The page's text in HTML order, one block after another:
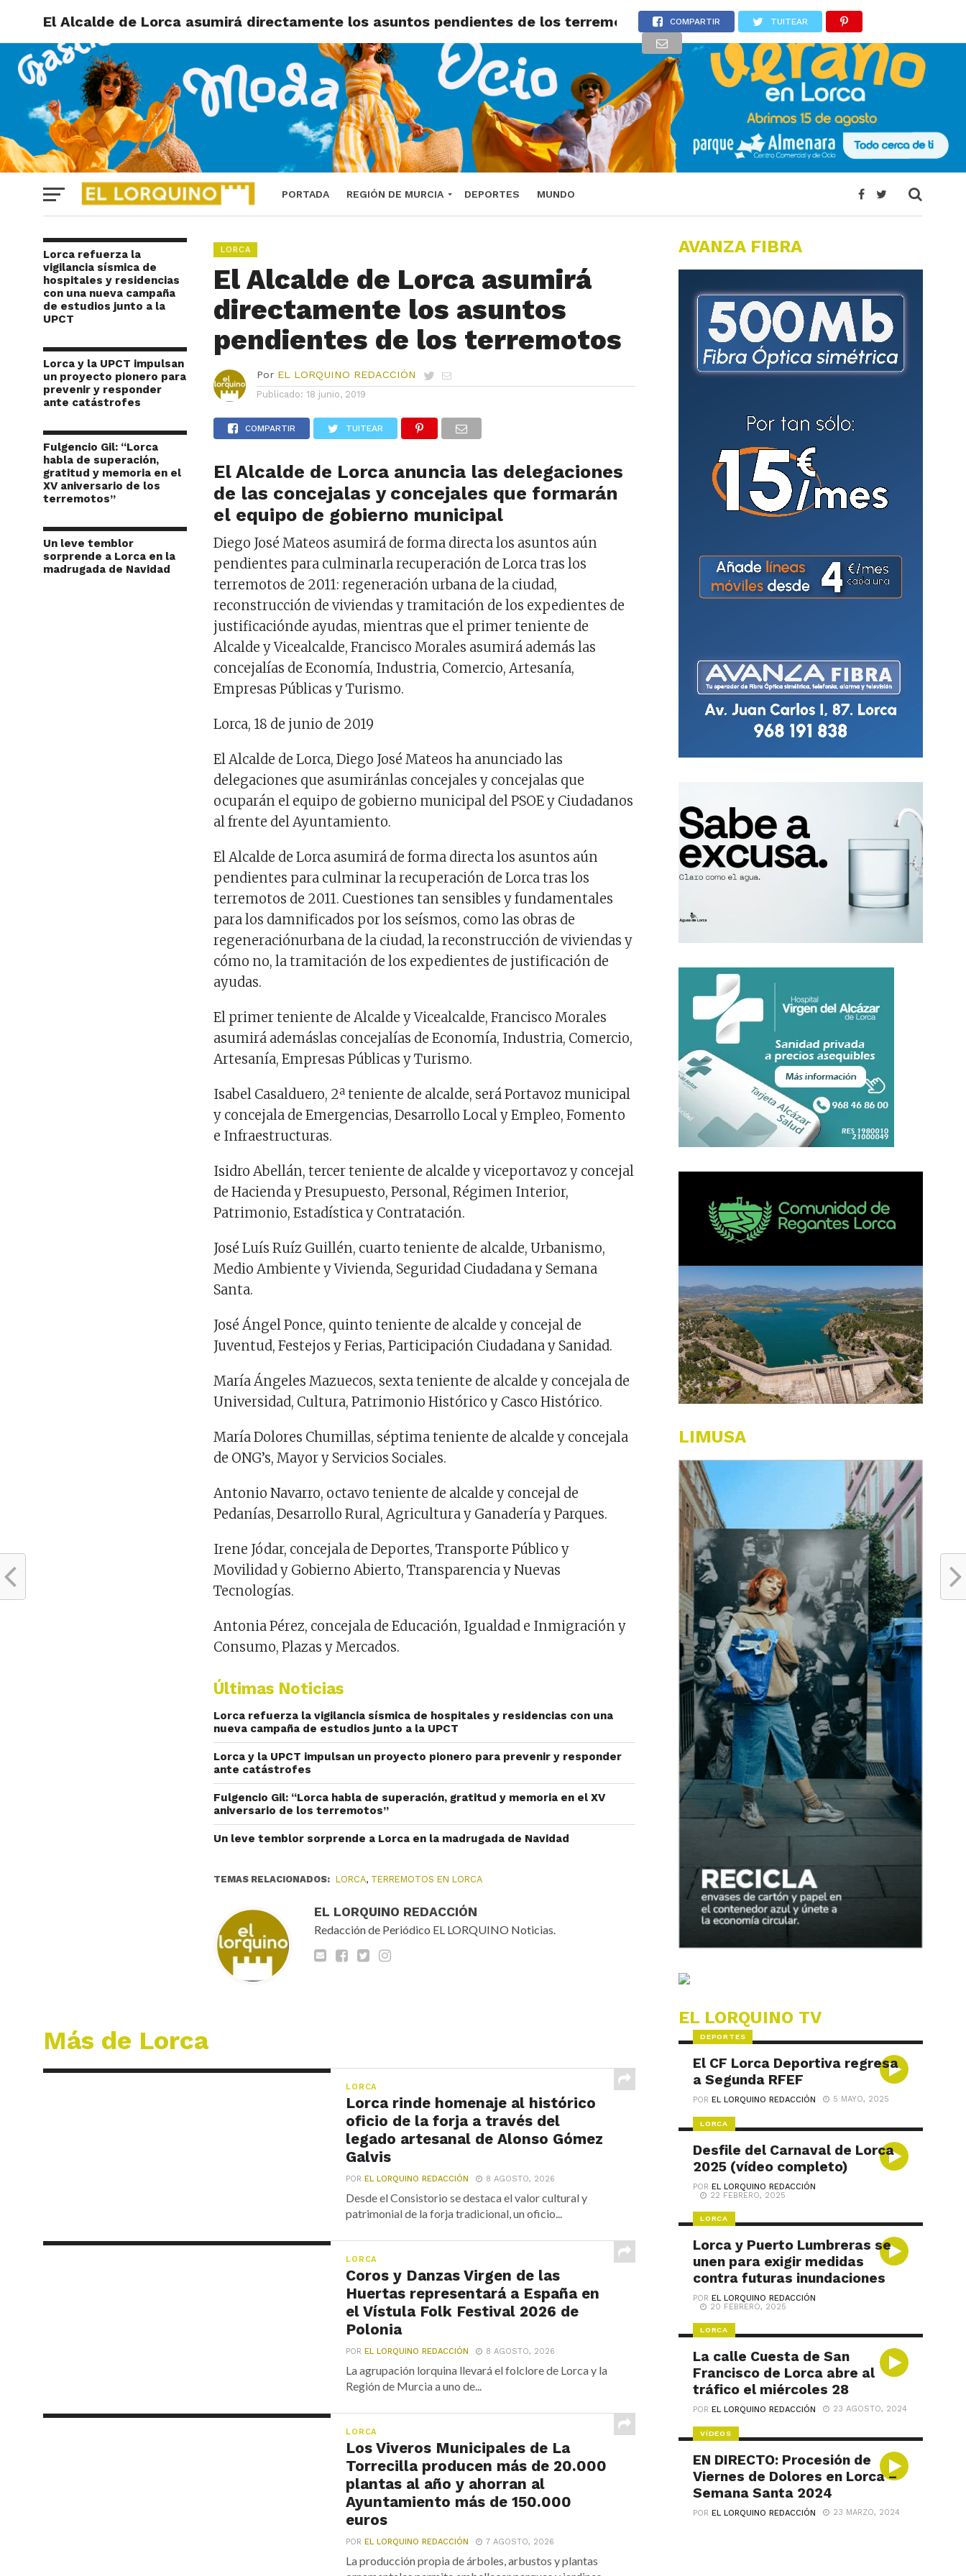
PORTADA REGIÓN DE MURCIA DEPORTES MUNDO
El Alcalde de Lorca asumirá directamente los asuntos pendientes de los terremotos COMPARTIR TUITEAR
Lorca refuerza la
vigilancia sísmica de
hospitales y residencias
con una nueva campaña
de estudios junto a la
UPCT
Lorca y la UPCT impulsan
un proyecto pionero para
prevenir y responder
ante catástrofes
Fulgencio Gil: “Lorca
habla de superación,
gratitud y memoria en el
XV aniversario de los
terremotos”
Un leve temblor
sorprende a Lorca en la
madrugada de Navidad
LORCA
El Alcalde de Lorca asumirá
directamente los asuntos
pendientes de los terremotos
Por EL LORQUINO REDACCIÓN
Publicado: 18 junio, 2019
COMPARTIR TUITEAR
El Alcalde de Lorca anuncia las delegaciones
de las concejalas y concejales que formarán
el equipo de gobierno municipal
Diego JoséMateos asumirá de forma directalos asuntos aún
pendientes para culminarlarecuperación de Lorcatras los
terremotos de 2011:regeneración urbana de la ciudad,
reconstrucción deviviendas ytramitación de los expedientes de
justificaciónde ayudas, mientras que el primer teniente de
Alcalde yVicealcalde, Francisco Morales asumirá además las
concejalías deEconomía, Industria, Comercio,Artesanía,
Empresas Públicas y Turismo.
Lorca, 18 de junio de 2019
El Alcalde de Lorca,Diego JoséMateos ha anunciado las
delegaciones que asumiránlas concejales y concejalas que
ocuparán el equipo de gobierno municipal del PSOE y Ciudadanos
alfrente delAyuntamiento.
El Alcalde de Lorca asumirá de forma directalos asuntos aún
pendientes para culminarlarecuperación de Lorcatras los
terremotos de 2011. Cuestiones tan sensibles yfundamentales
para los damnificados por los seísmos, como las obras de
regeneraciónurbana de la ciudad, lareconstrucción deviviendas y
cómo no, latramitación de los expedientes de justificación de
ayudas.
El primer teniente de Alcalde yVicealcalde,Francisco Morales
asumirá ademáslas concejalías deEconomía, Industria, Comercio,
Artesanía,Empresas Públicas y Turismo.
Isabel Casalduero, 2ª teniente de alcalde, seráPortavoz municipal
y concejala deEmergencias, Desarrollo Local yEmpleo,Fomento
e Infraestructuras.
IsidroAbellán,tercerteniente de alcalde yviceportavoz y concejal
de Hacienda yPresupuesto, Personal,Régimen Interior,
Patrimonio,Estadísticay Contratación.
José LuísRuíz Guillén, cuarto teniente de alcalde,Urbanismo,
MedioAmbiente y Vivienda, Seguridad Ciudadanay Semana
Santa.
JoséÁngelPonce, quinto teniente de alcalde y concejal de
Juventud,Festejos y Ferias,Participación Ciudadanay Sanidad.
MaríaÁngeles Mazuecos, sextateniente de alcalde y concejala de
Universidad, Cultura,Patrimonio Histórico y CascoHistórico.
MaríaDolores Chumillas, séptimateniente de alcalde y concejala
de ONG’s, Mayor y Servicios Sociales.
Antonio Navarro, octavo teniente de alcalde y concejal de
Pedanías, Desarrollo Rural, Agricultura y GanaderíayParques.
Irene Jódar, concejala deDeportes,Transporte Público y
Movilidady Gobierno Abierto,TransparenciayNuevas
Tecnologías.
Antonia Pérez, concejala deEducación, Igualdad e Inmigración y
Consumo, Plazas yMercados.
Últimas Noticias
Lorca refuerza la vigilancia sísmica de hospitales y residencias con una
nueva campaña de estudios junto a la UPCT
Lorca y la UPCT impulsan un proyecto pionero para prevenir y responder
ante catástrofes
Fulgencio Gil: “Lorca habla de superación, gratitud y memoria en el XV
aniversario de los terremotos”
Un leve temblor sorprende a Lorca en la madrugada de Navidad
TEMAS RELACIONADOS: LORCA, TERREMOTOS EN LORCA
EL LORQUINO REDACCIÓN
Redacción de Periódico EL LORQUINO Noticias.
Más de Lorca
LORCA
Lorca rinde homenaje al histórico
oficio de la forja a través del
legado artesanal de Alonso Gómez
Galvis
POREL LORQUINO REDACCIÓN 8 AGOSTO, 2026
Desde el Consistorio se destaca el valor cultural y
patrimonial de la forja tradicional, un oficio...
LORCA
Coros y Danzas Virgen de las
Huertas representará a España en
el Vístula Folk Festival 2026 de
Polonia
POREL LORQUINO REDACCIÓN 8 AGOSTO, 2026
La agrupación lorquina llevará el folclore de Lorca y la
Región de Murcia a uno de...
LORCA
Los Viveros Municipales de La
Torrecilla producen más de 20.000
plantas al año y ahorran al
Ayuntamiento más de 150.000
euros
POREL LORQUINO REDACCIÓN 7 AGOSTO, 2026
La producción propia de árboles, arbustos y plantas
AVANZA FIBRA
LIMUSA
EL LORQUINO TV
DEPORTES
El CF Lorca Deportiva regresa
a Segunda RFEF
POREL LORQUINO REDACCIÓN 5 MAYO, 2025
LORCA
Desfile del Carnaval de Lorca
2025 (vídeo completo)
POREL LORQUINO REDACCIÓN
22 FEBRERO, 2025
LORCA
Lorca y Puerto Lumbreras se
unen para exigir medidas
contra futuras inundaciones
POREL LORQUINO REDACCIÓN
20 FEBRERO, 2025
LORCA
La calle Cuesta de San
Francisco de Lorca abre al
tráfico el miércoles 28
POREL LORQUINO REDACCIÓN 23 AGOSTO, 2024
VÍDEOS
EN DIRECTO: Procesión de
Viernes de Dolores en Lorca –
Semana Santa 2024
POREL LORQUINO REDACCIÓN 23 MARZO, 2024